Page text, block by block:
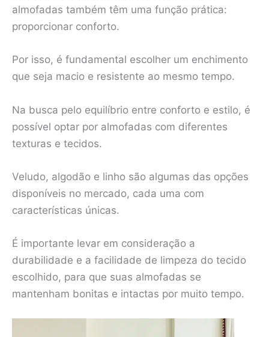
almofadas também têm uma função prática:
proporcionar conforto.
Por isso, é fundamental escolher um enchimento
que seja macio e resistente ao mesmo tempo.
Na busca pelo equilíbrio entre conforto e estilo, é
possível optar por almofadas com diferentes
texturas e tecidos.
Veludo, algodão e linho são algumas das opções
disponíveis no mercado, cada uma com
características únicas.
É importante levar em consideração a
durabilidade e a facilidade de limpeza do tecido
escolhido, para que suas almofadas se
mantenham bonitas e intactas por muito tempo.